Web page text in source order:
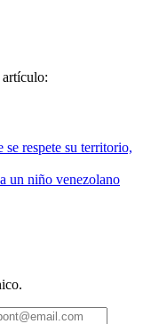
artículo:
respete su territorio,
un niño venezolano